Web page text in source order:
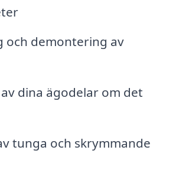
och demontering av
dina ägodelar om det
tunga och skrymmande